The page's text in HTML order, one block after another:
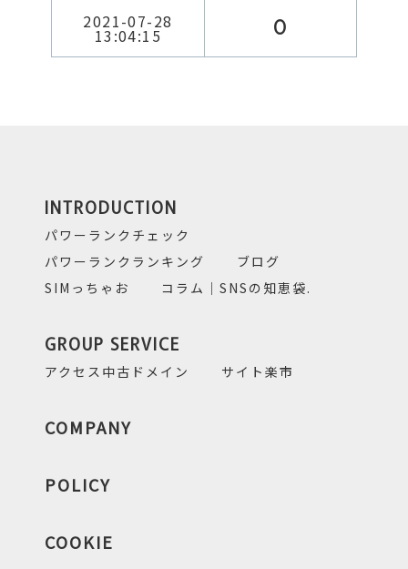
2021-07-28
13:04:15 0
INTRODUCTION
パワーランクチェック
パワーランクランキング
ブログ
SIMっちゃお
コラム｜SNSの知恵袋.
GROUP SERVICE
アクセス中古ドメイン サイト楽市
COMPANY
POLICY
COOKIE